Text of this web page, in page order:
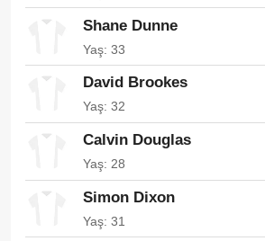
Shane Dunne
Yaş: 33
David Brookes
Yaş: 32
Calvin Douglas
Yaş: 28
Simon Dixon
Yaş: 31